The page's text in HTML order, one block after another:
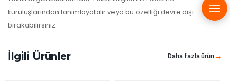
kuruluşlarından tanımlayabilir veya bu özelliği devre dışı
bırakabilirsiniz.
İlgili Ürünler Daha fazla ürün